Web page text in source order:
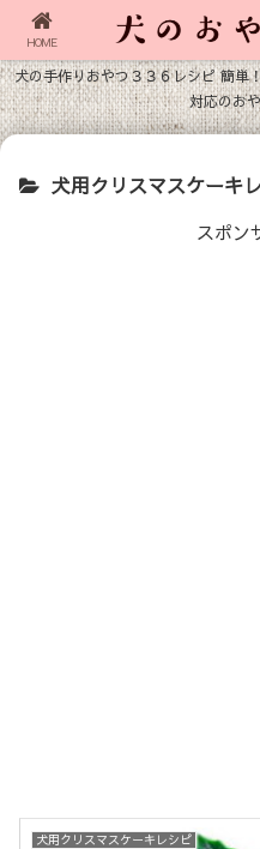
犬の手作りおやつ３３６レシピ 簡単
対応のお
犬用クリスマスケーキ
スポン
犬用クリスマスケーキレシピ
HOME